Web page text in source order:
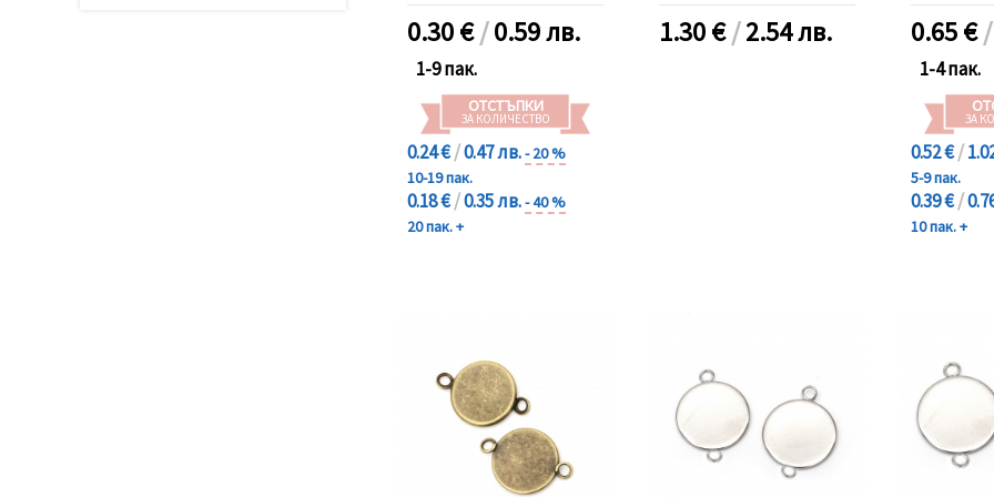
0.30€/0.59 лв.
1-9 пак.
ОТСТЪПКИ
ЗА КОЛИЧЕСТВО
0.24 €/0.47 лв.- 20 %
10-19 пак.
0.18 €/0.35 лв.- 40 %
20 пак. +
1.30€/2.54 лв. 0.65€/
1-4 пак.
ЗА
0.52 €/
5-9 пак.
0.39 €/
10 пак. +